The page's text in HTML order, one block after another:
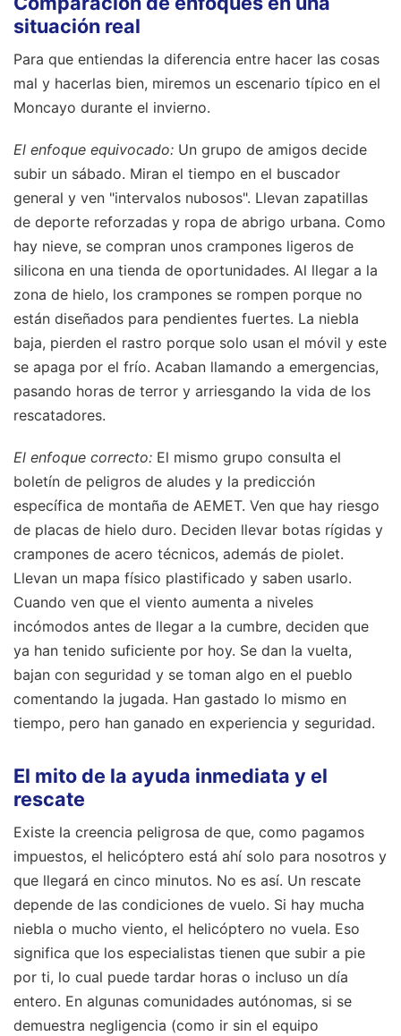
situación real
Para que entiendas la diferencia entre hacer las cosas
mal y hacerlas bien, miremos un escenario típico en el
Moncayo durante el invierno.
El enfoque equivocado: Un grupo de amigos decide
subir un sábado. Miran el tiempo en el buscador
general y ven "intervalos nubosos". Llevan zapatillas
de deporte reforzadas y ropa de abrigo urbana. Como
hay nieve, se compran unos crampones ligeros de
silicona en una tienda de oportunidades. Al llegar a la
zona de hielo, los crampones se rompen porque no
están diseñados para pendientes fuertes. La niebla
baja, pierden el rastro porque solo usan el móvil y este
se apaga por el frío. Acaban llamando a emergencias,
pasando horas de terror y arriesgando la vida de los
rescatadores.
El enfoque correcto: El mismo grupo consulta el
boletín de peligros de aludes y la predicción
específica de montaña de AEMET. Ven que hay riesgo
de placas de hielo duro. Deciden llevar botas rígidas y
crampones de acero técnicos, además de piolet.
Llevan un mapa físico plastificado y saben usarlo.
Cuando ven que el viento aumenta a niveles
incómodos antes de llegar a la cumbre, deciden que
ya han tenido suficiente por hoy. Se dan la vuelta,
bajan con seguridad y se toman algo en el pueblo
comentando la jugada. Han gastado lo mismo en
tiempo, pero han ganado en experiencia y seguridad.
El mito de la ayuda inmediata y el
rescate
Existe la creencia peligrosa de que, como pagamos
impuestos, el helicóptero está ahí solo para nosotros y
que llegará en cinco minutos. No es así. Un rescate
depende de las condiciones de vuelo. Si hay mucha
niebla o mucho viento, el helicóptero no vuela. Eso
significa que los especialistas tienen que subir a pie
por ti, lo cual puede tardar horas o incluso un día
entero. En algunas comunidades autónomas, si se
demuestra negligencia (como ir sin el equipo